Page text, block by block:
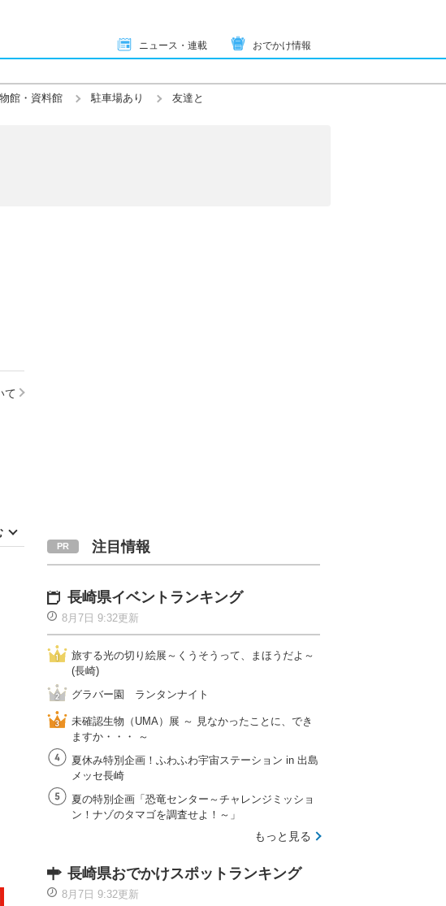
ニュース・連載 おでかけ情報
館・資料館 駐車場あり 友達と
て
注目情報
長崎県イベントランキング
8月7日 9:32更新
旅する光の切り絵展～くうそうって、まほうだよ～
(長崎)
グラバー園 ランタンナイト
未確認生物（UMA）展 ～ 見なかったことに、でき
ますか・・・ ～
夏休み特別企画！ふわふわ宇宙ステーション in 出島
メッセ長崎
夏の特別企画「恐竜センター～チャレンジミッショ
ン！ナゾのタマゴを調査せよ！～」
もっと見る
長崎県おでかけスポットランキング
8月7日 9:32更新